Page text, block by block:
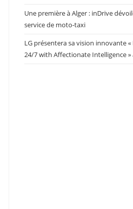
Une première à Alger : inDrive
service de moto-taxi
LG présentera sa vision innovante «
24/7 with Affectionate Intelligence »